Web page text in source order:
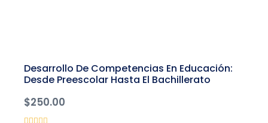
Desarrollo De Competencias En Educación:
Desde Preescolar Hasta El Bachillerato
$250.00